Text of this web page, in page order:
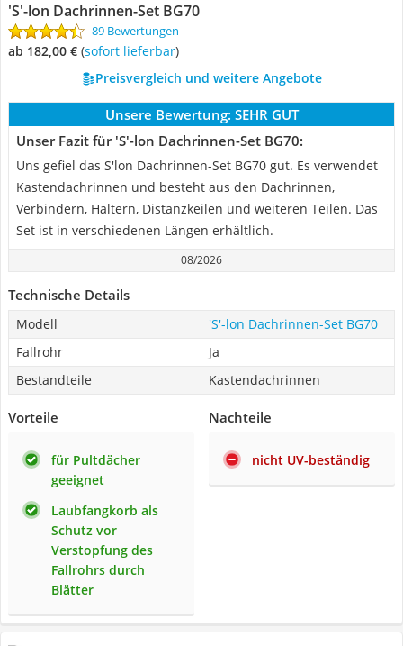
'S'-lon Dachrinnen-Set BG70
89 Bewertungen
ab 182,00 € ( Sofort lieferbar)
Preisvergleich und weitere Angebote
Unsere Bewertung: SEHR GUT
Unser Fazit für 'S'-lon Dachrinnen-Set BG70:
Uns gefiel das S'lon Dachrinnen-Set BG70 gut. Es verwendet
Kastendachrinnen und besteht aus den Dachrinnen,
Verbindern, Haltern, Distanzkeilen und weiteren Teilen. Das
Set ist in verschiedenen Längen erhältlich.
08/2026
Technische Details
Modell
'S'-lon Dachrinnen-Set BG70
Fallrohr
Ja
Bestandteile
Kastendachrinnen
Vorteile
für Pultdächer
geeignet
Laubfangkorb als
Schutz vor
Verstopfung des
Fallrohrs durch
Blätter
Nachteile
nicht UV-beständig